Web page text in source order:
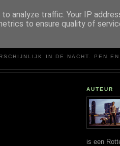
IN DE NACHT. PEN
AUTEUR
is een
analyze traffic. Your IP
to ensure quality of